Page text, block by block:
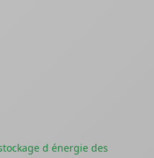
d énergie des